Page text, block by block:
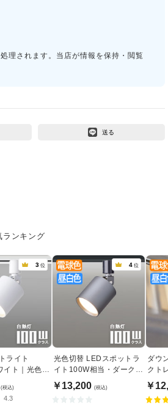
理されます。当店が情報を保持・閲覧
送る
ランキング
3 位
ライト
イト｜光色切
(税込)
4.3
4 位
光色切替 LEDスポットラ
イト100W相当・ダークシ
ルバー｜ダクトレール用
￥13,200 (税込)
ダウ
クト
光色
￥